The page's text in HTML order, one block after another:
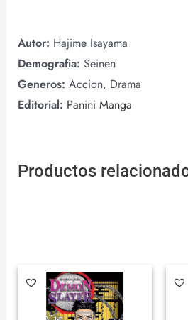
Autor: Hajime Isayama
Demografia: Seinen
Generos: Accion, Drama
Editorial: Panini Manga
Productos